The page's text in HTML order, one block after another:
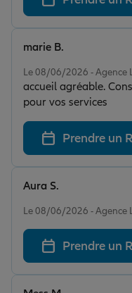
Le 08/06/2026 - Agence
accueil agréable.
pour vos services
marie B.
Prendre un
Le 08/06/2026 - Agence
Aura S.
Prendre un